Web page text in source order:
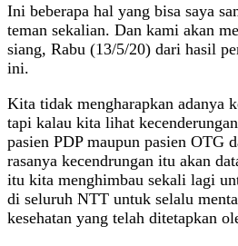
Ini beberapa hal yang bisa saya
teman sekalian. Dan kami akan
siang, Rabu (13/5/20) dari hasil
ini.
Kita tidak mengharapkan adanya
tapi kalau kita lihat
pasien PDP maupun pasien OTG
rasanya kecendrungan itu akan
itu kita menghimbau sekali lagi
di seluruh NTT untuk selalu
kesehatan yang telah ditetapkan